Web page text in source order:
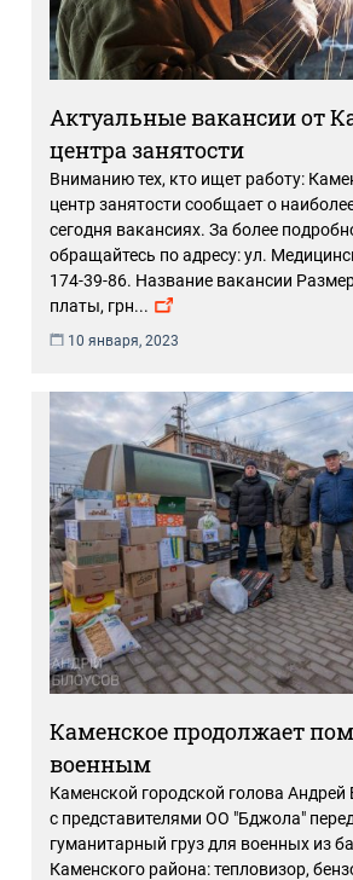
Актуальные вакансии от
центра занятости
Вниманию тех, кто ищет работу:
центр занятости сообщает о
сегодня вакансиях. За более
обращайтесь по адресу: ул.
174-39-86. Название вакансии
платы, грн...
10 января, 2023
Каменское продолжает
военным
Каменской городской голова Андрей
с представителями ОО "Бджола"
гуманитарный груз для военных из
Каменского района: тепловизор,